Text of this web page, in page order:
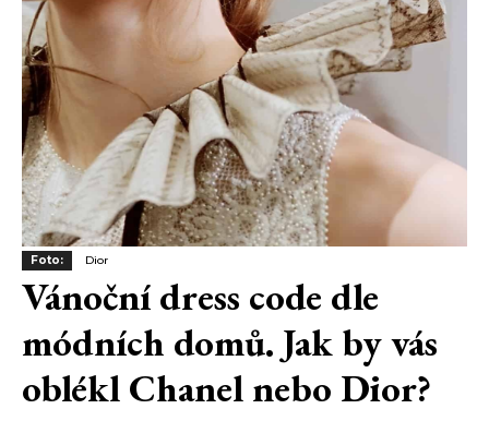
Foto: Dior
Vánoční dress code dle
módních domů. Jak by vás
oblékl Chanel nebo Dior?